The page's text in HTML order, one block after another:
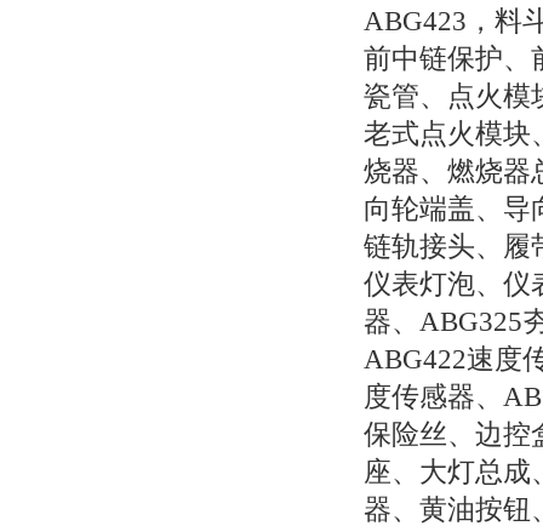
ABG423，料
前中链保护、
瓷管、点火模
老式点火模块
烧器、燃烧器
向轮端盖、导
链轨接头、履
仪表灯泡、仪
器、ABG325
ABG422速度
度传感器、
保险丝、边控
座、大灯总成
器、黄油按钮